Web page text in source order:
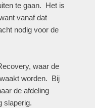
te gaan. Het is
vanaf dat
nodig voor de
waar de
worden. Bij
de afdeling
slaperig.